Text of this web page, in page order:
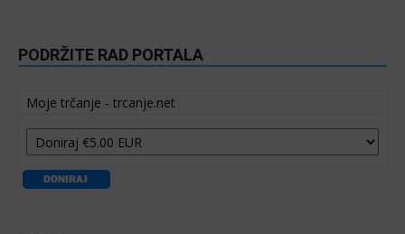
PODRŽITE RAD PORTALA
Moje trčanje - trcanje.net